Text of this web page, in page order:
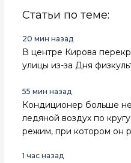
Статьи по теме:
20 мин назад
В центре Кирова
улицы из-за Дня
55 мин назад
Кондиционер больше
ледяной воздух по
режим, при котором он
1 час назад